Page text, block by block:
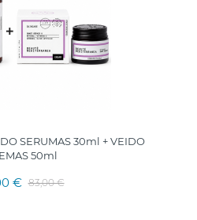
SERUMAS 30ml + VEIDO
50ml
€ 83,00 €